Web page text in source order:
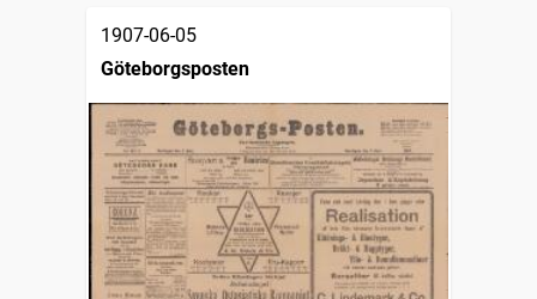
1907-06-05
Göteborgsposten